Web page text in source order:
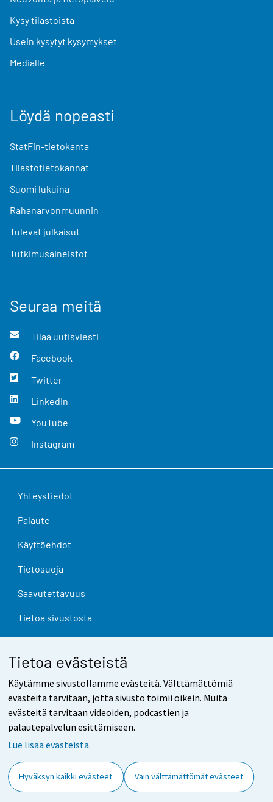
Tietoa evästeistä
Käytämme sivustollamme evästeitä. Välttämättömiä
evästeitä tarvitaan, jotta sivusto toimii oikein. Muita
evästeitä tarvitaan videoiden, podcastien ja
palautepalvelun esittämiseen.
Lue lisää evästeistä.
Hyväksyn kaikki evästeet Vain välttämättömät evästeet
Kysy tilastoista
Usein kysytyt kysymykset
Medialle
Löydä nopeasti
StatFin-tietokanta
Tilastotietokannat
Suomi lukuina
Rahanarvonmuunnin
Tulevat julkaisut
Tutkimusaineistot
Seuraa meitä
Tilaa uutisviesti
Facebook
Twitter
LinkedIn
YouTube
Instagram
Yhteystiedot
Palaute
Käyttöehdot
Tietosuoja
Saavutettavuus
Tietoa sivustosta